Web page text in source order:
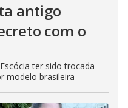
antigo
com o
ter sido trocada
modelo brasileira